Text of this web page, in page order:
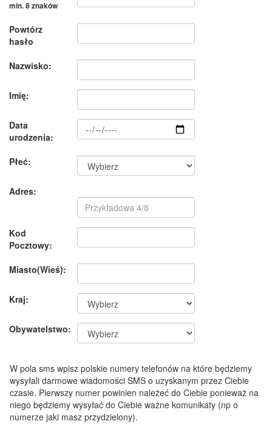
min. 8 znaków
Powtórz
hasło
Nazwisko:
Imię:
Data
urodzenia:
Płeć:
Adres:
Kod
Pocztowy:
Miasto(Wieś):
Kraj:
Obywatelstwo:
W pola sms wpisz polskie numery telefonów na które będziemy
wysyłali darmowe wiadomości SMS o uzyskanym przez Ciebie
czasie. Pierwszy numer powinien należeć do Ciebie ponieważ na
niego będziemy wysyłać do Ciebie ważne komunikaty (np o
numerze jaki masz przydzielony).